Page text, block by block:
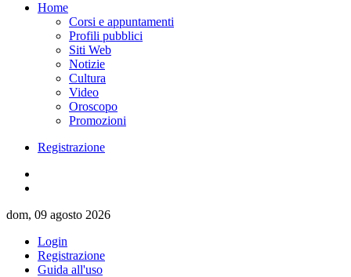
Home
Corsi e appuntamenti
Profili pubblici
Siti Web
Notizie
Cultura
Video
Oroscopo
Promozioni
Registrazione
dom, 09 agosto 2026
Login
Registrazione
Guida all'uso